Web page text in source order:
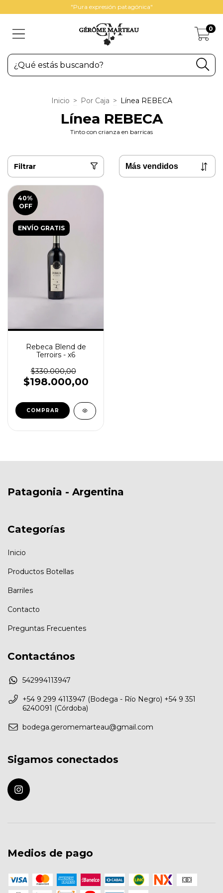
"Pura expresión patagónica"
0
Inicio > Por Caja > Línea REBECA
Línea REBECA
Tinto con crianza en barricas
Filtrar
40%
OFF
ENVÍO GRATIS
Rebeca Blend de
Terroirs - x6
$330.000,00
$198.000,00
Patagonia - Argentina
Categorías
Inicio
Productos Botellas
Barriles
Contacto
Preguntas Frecuentes
Contactános
542994113947
+54 9 299 4113947 (Bodega - Río Negro) +54 9 351
6240091 (Córdoba)
bodega.geromemarteau@gmail.com
Sigamos conectados
Medios de pago